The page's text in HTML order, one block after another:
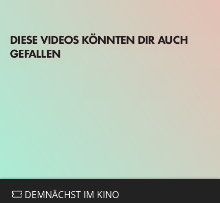
DIESE VIDEOS KÖNNTEN DIR AUCH
GEFALLEN
DEMNÄCHST IM KINO